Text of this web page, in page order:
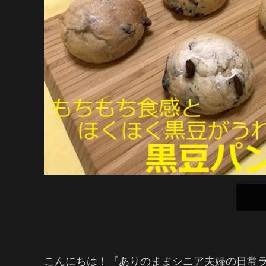
こんにちは！『ありのままシニア夫婦の日常